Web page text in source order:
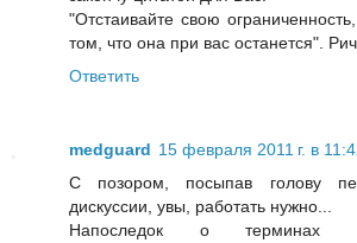
"Отстаивайте cвою
том, что она при вас останется".
Ответить
medguard 15 февраля 2011 г. в
С позором, посыпав голову
дискуссии, увы, работать нужно...
Напоследок о терминах